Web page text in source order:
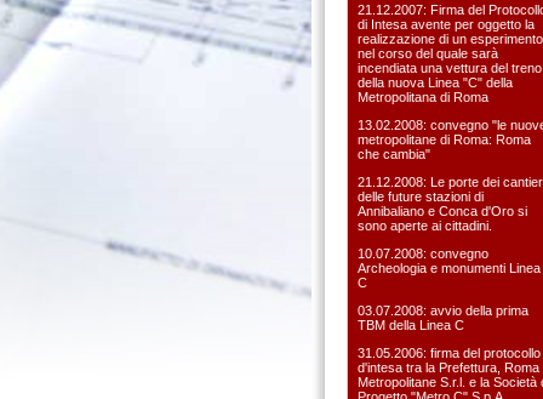
21.12.2007: Firma del
di Intesa avente per oggetto la
realizzazione di un esperimento
nel corso del quale sarà
incendiata una vettura del treno
della nuova Linea "C" della
Metropolitana di Roma
13.02.2008: convegno "le
metropolitane di Roma: Roma
che cambia"
21.12.2008: Le porte dei
delle future stazioni di
Annibaliano e Conca d'Oro si
sono aperte ai cittadini.
10.07.2008: convegno
Archeologia e monumenti Linea
C
03.07.2008: avvio della prima
TBM della Linea C
31.05.2006: firma del protocollo
d'intesa tra la Prefettura, Roma
Metropolitane S.r.l. e la Società
Progetto "Metro C" S.p.A.